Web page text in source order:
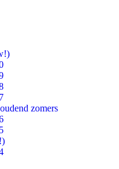
zomers